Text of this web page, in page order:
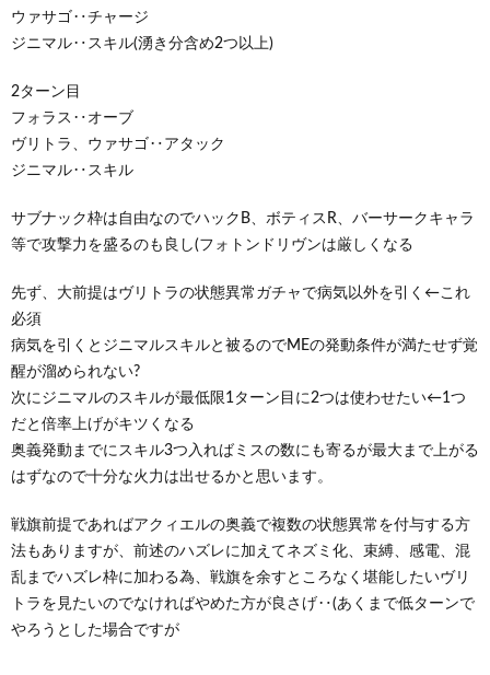
ウァサゴ‥チャージ
ジニマル‥スキル(湧き分含め2つ以上)
2ターン目
フォラス‥オーブ
ヴリトラ、ウァサゴ‥アタック
ジニマル‥スキル
サブナック枠は自由なのでハックB、ボティスR、バーサークキャラ
等で攻撃力を盛るのも良し(フォトンドリヴンは厳しくなる
先ず、大前提はヴリトラの状態異常ガチャで病気以外を引く←これ
必須
病気を引くとジニマルスキルと被るのでMEの発動条件が満たせず覚
醒が溜められない?
次にジニマルのスキルが最低限1ターン目に2つは使わせたい←1つ
だと倍率上げがキツくなる
奥義発動までにスキル3つ入ればミスの数にも寄るが最大まで上がる
はずなので十分な火力は出せるかと思います。
戦旗前提であればアクィエルの奥義で複数の状態異常を付与する方
法もありますが、前述のハズレに加えてネズミ化、束縛、感電、混
乱までハズレ枠に加わる為、戦旗を余すところなく堪能したいヴリ
トラを見たいのでなければやめた方が良さげ‥(あくまで低ターンで
やろうとした場合ですが